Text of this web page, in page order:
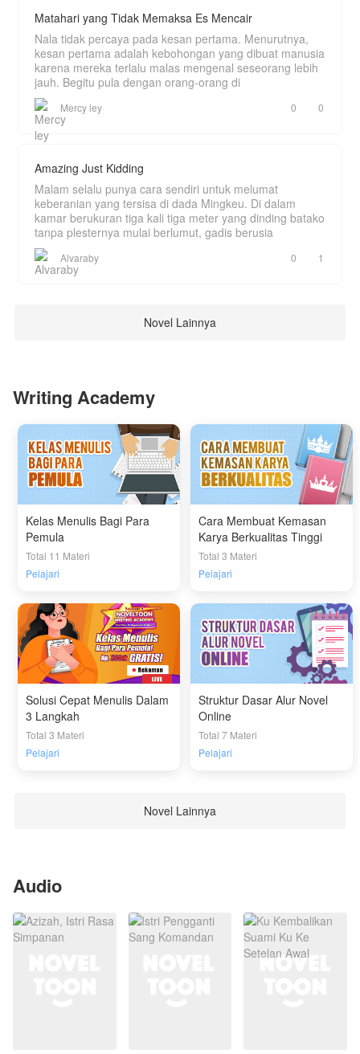
Matahari yang Tidak Memaksa Es Mencair
Nala tidak percaya pada kesan pertama. Menurutnya,
kesan pertama adalah kebohongan yang dibuat manusia
karena mereka terlalu malas mengenal seseorang lebih
jauh. Begitu pula dengan orang-orang di
Mercy ley 0 0
Amazing Just Kidding
Malam selalu punya cara sendiri untuk melumat
keberanian yang tersisa di dada Mingkeu. Di dalam
kamar berukuran tiga kali tiga meter yang dinding batako
tanpa plesternya mulai berlumut, gadis berusia
Alvaraby 0 1
Novel Lainnya
Writing Academy
Kelas Menulis Bagi Para
Pemula
Total 11 Materi
Pelajari
Cara Membuat Kemasan
Karya Berkualitas Tinggi
Total 3 Materi
Pelajari
Solusi Cepat Menulis Dalam
3 Langkah
Total 3 Materi
Pelajari
Struktur Dasar Alur Novel
Online
Total 7 Materi
Pelajari
Novel Lainnya
Audio